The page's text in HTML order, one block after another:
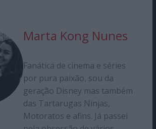
Marta Kong Nunes
Fanática de cinema e séries
por pura paixão, sou da
geração Disney mas também
das Tartarugas Ninjas,
Motoratos e afins. Já passei